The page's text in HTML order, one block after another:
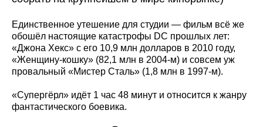
Единственное утешение для студии — фильм всё же
обошёл настоящие катастрофы DC прошлых лет:
«Джона Хекс» с его 10,9 млн долларов в 2010 году,
«Женщину-кошку» (82,1 млн в 2004-м) и совсем уж
провальный «Мистер Сталь» (1,8 млн в 1997-м).
«Супергёрл» идёт 1 час 48 минут и относится к жанру
фантастического боевика.